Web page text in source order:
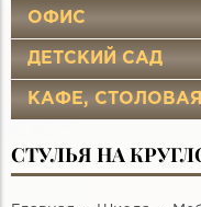
ОФИС
ДЕТСКИЙ САД
КАФЕ, СТОЛОВАЯ
СТУЛЬЯ НА